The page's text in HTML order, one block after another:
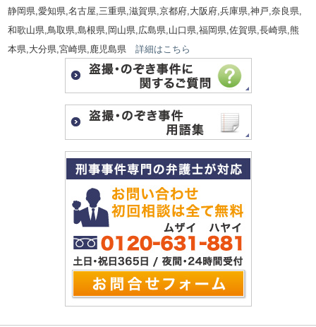
静岡県,愛知県,名古屋,三重県,滋賀県,京都府,大阪府,兵庫県,神戸,奈良県,
和歌山県,鳥取県,島根県,岡山県,広島県,山口県,福岡県,佐賀県,長崎県,熊
本県,大分県,宮崎県,鹿児島県詳細はこちら